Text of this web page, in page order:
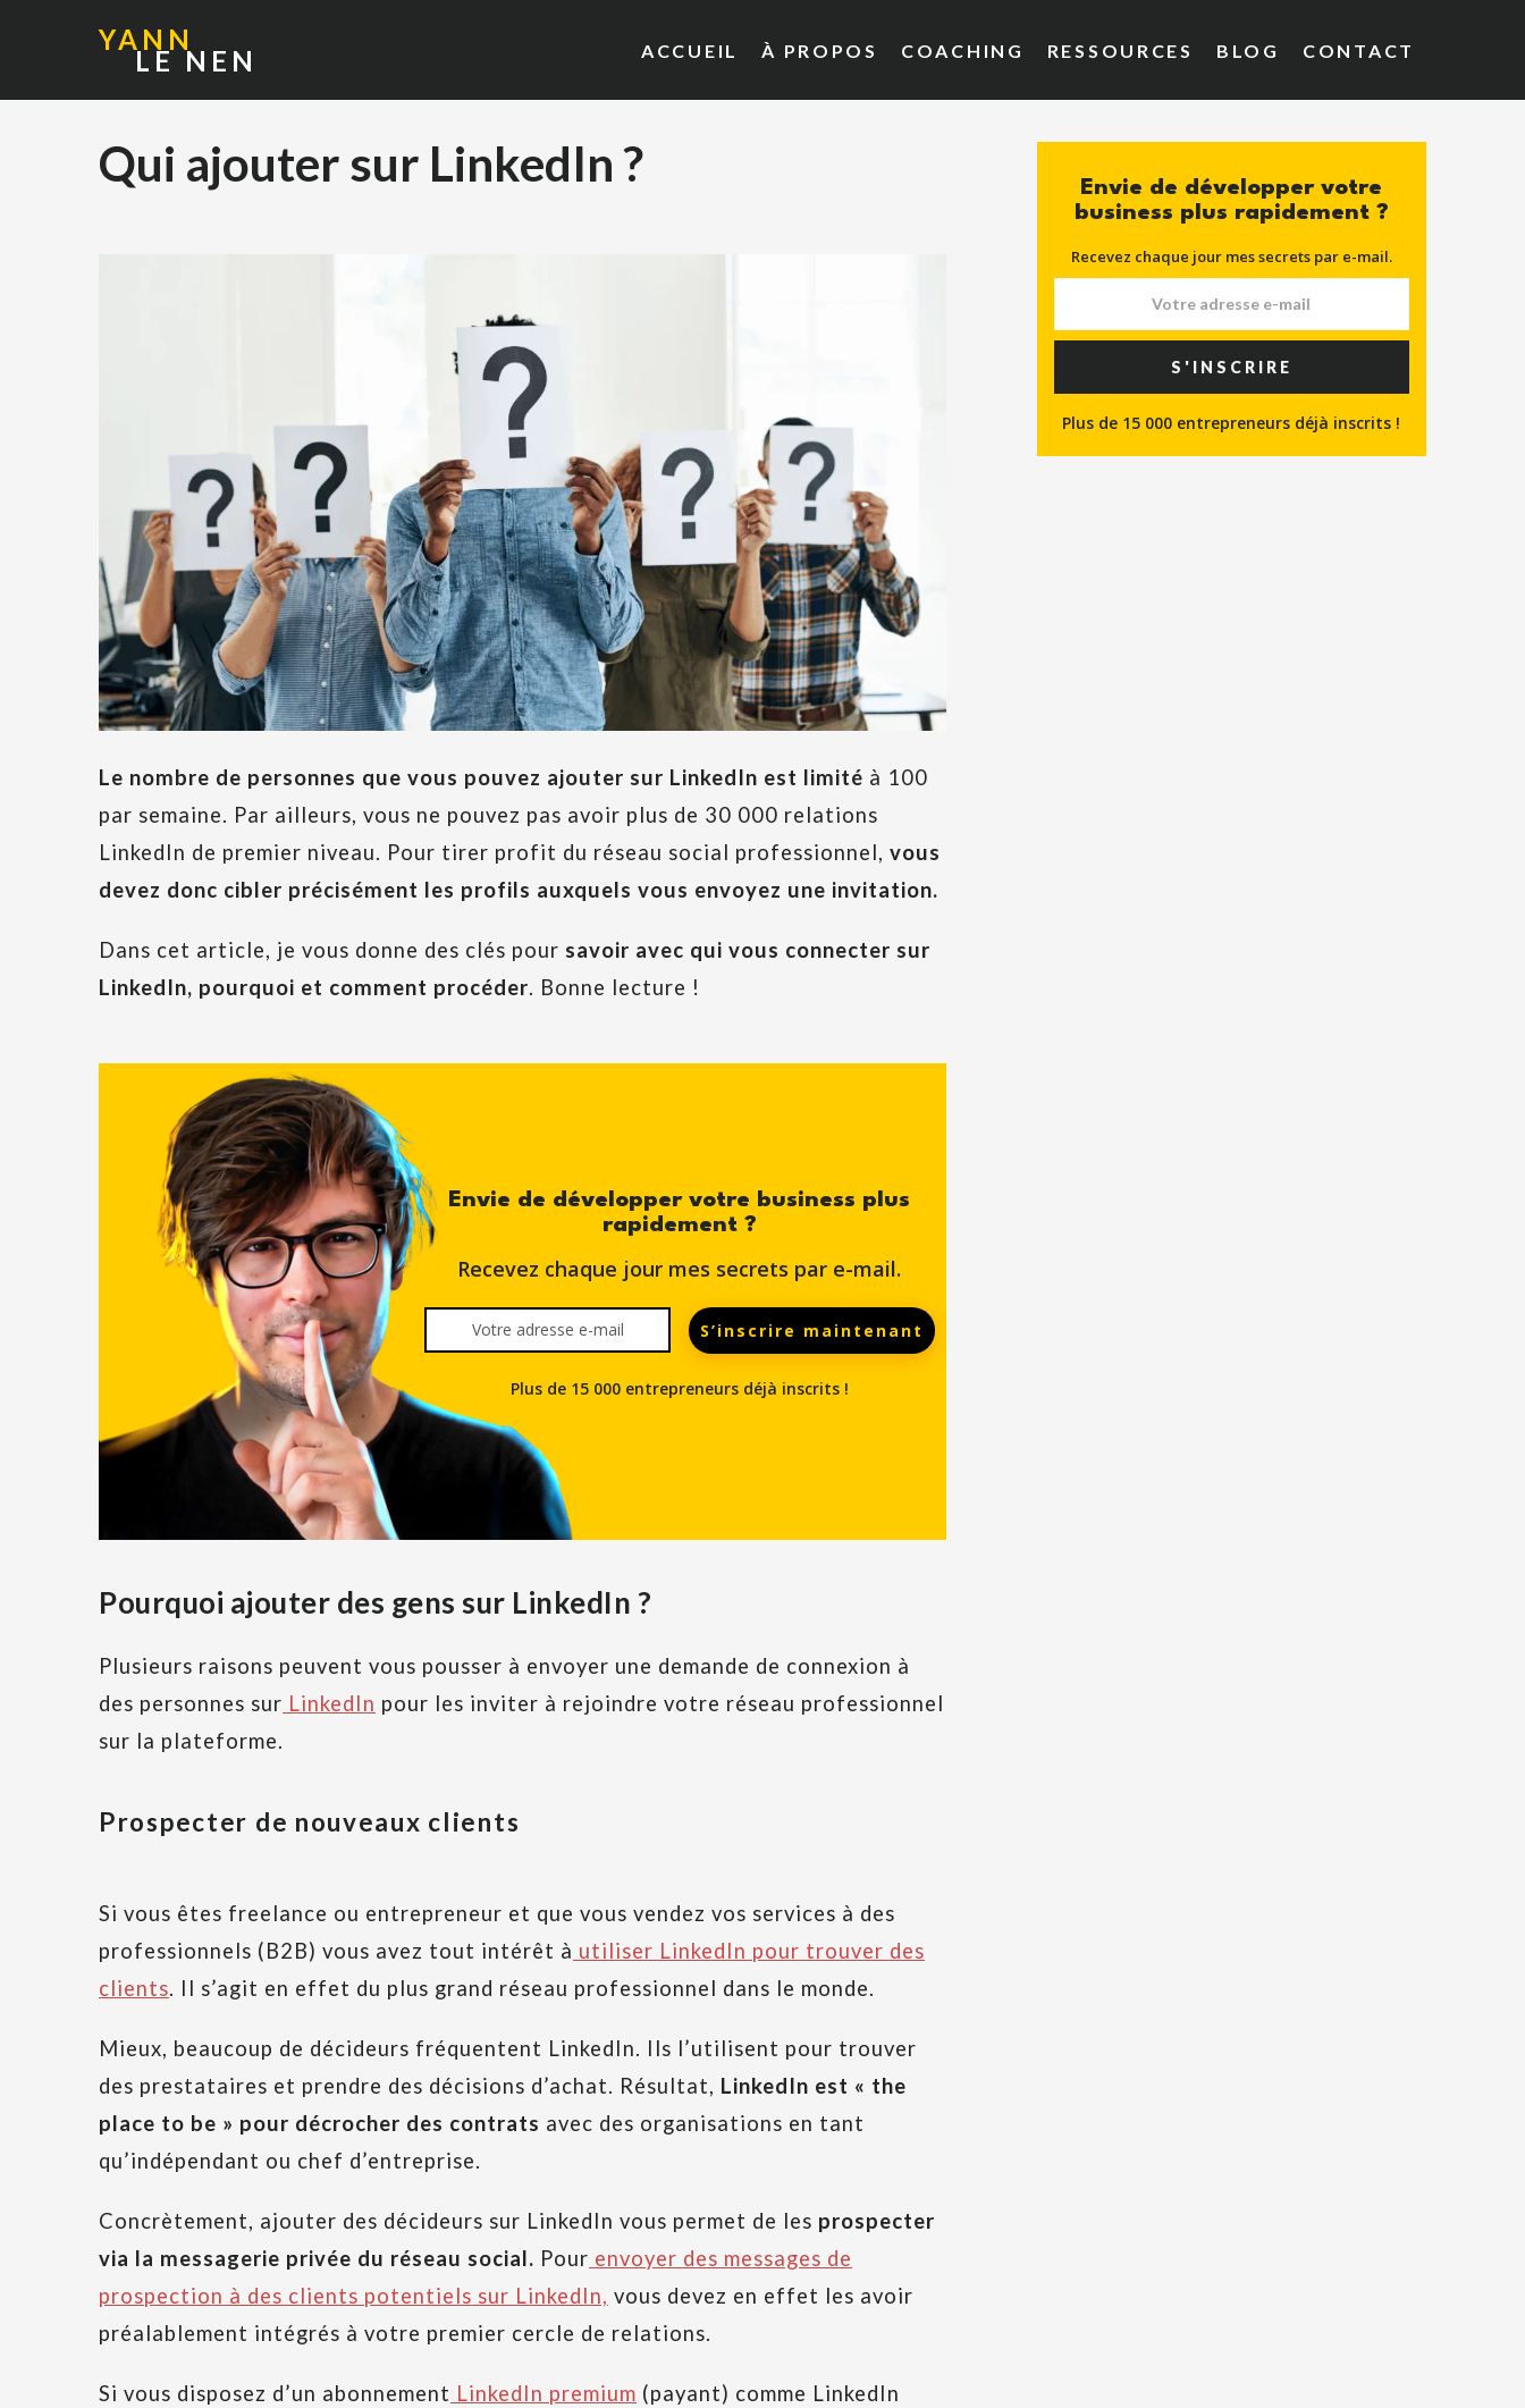
YANN
LE NEN ACCUEIL À PROPOS COACHING RESSOURCES BLOG CONTACT
Qui ajouter sur LinkedIn ?
Le nombre de personnes que vous pouvez ajouter sur LinkedIn est limité à 100
par semaine. Par ailleurs, vous ne pouvez pas avoir plus de 30 000 relations
LinkedIn de premier niveau. Pour tirer profit du réseau social professionnel, vous
devez donc cibler précisément les profils auxquels vous envoyez une invitation.
Dans cet article, je vous donne des clés pour savoir avec qui vous connecter sur
LinkedIn, pourquoi et comment procéder. Bonne lecture !
Envie de développer votre business plus
rapidement ?
Recevez chaque jour mes secrets par e-mail.
S’inscrire maintenant
Plus de 15 000 entrepreneurs déjà inscrits !
Pourquoi ajouter des gens sur LinkedIn ?
Plusieurs raisons peuvent vous pousser à envoyer une demande de connexion à
des personnes sur LinkedIn pour les inviter à rejoindre votre réseau professionnel
sur la plateforme.
Prospecter de nouveaux clients
Si vous êtes freelance ou entrepreneur et que vous vendez vos services à des
professionnels (B2B) vous avez tout intérêt à utiliser LinkedIn pour trouver des
clients. Il s’agit en effet du plus grand réseau professionnel dans le monde.
Mieux, beaucoup de décideurs fréquentent LinkedIn. Ils l’utilisent pour trouver
des prestataires et prendre des décisions d’achat. Résultat, LinkedIn est « the
place to be » pour décrocher des contrats avec des organisations en tant
qu’indépendant ou chef d’entreprise.
Concrètement, ajouter des décideurs sur LinkedIn vous permet de les prospecter
via la messagerie privée du réseau social. Pour envoyer des messages de
prospection à des clients potentiels sur LinkedIn, vous devez en effet les avoir
préalablement intégrés à votre premier cercle de relations.
Si vous disposez d’un abonnement LinkedIn premium (payant) comme LinkedIn
Envie de développer votre
business plus rapidement ?
Recevez chaque jour mes secrets par e-mail.
S'INSCRIRE
Plus de 15 000 entrepreneurs déjà inscrits !